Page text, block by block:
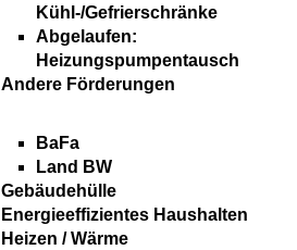
Kühl-/Gefrierschränke
Abgelaufen:
Heizungspumpentausch
Andere Förderungen
BaFa
Land BW
Gebäudehülle
Energieeffizientes Haushalten
Heizen / Wärme